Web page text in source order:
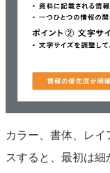
カラー、書体、レ
スすると、最初は細